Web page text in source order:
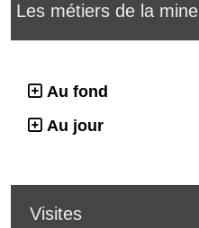
Les métiers de la mine
Au fond
Au jour
Visites